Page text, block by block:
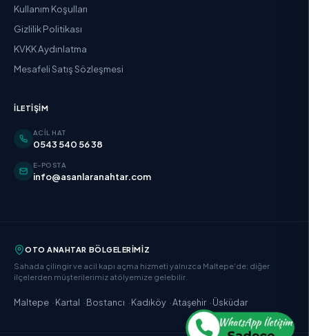
Kullanım Koşulları
Gizlilik Politikası
KVKK Aydınlatma
Mesafeli Satış Sözleşmesi
İLETIŞIM
ACIL HAT
0543 540 56 38
E-POSTA
info@asanlaranahtar.com
OTO ANAHTAR BÖLGELERIMIZ
Sahada çilingir ve acil kapı açma hizmeti yalnızca Maltepe'de; diğer
ilçelerden müşterilerimiz atölyemize gelebilir.
Maltepe ·Kartal ·Bostancı ·Kadıköy ·Ataşehir ·Üsküdar